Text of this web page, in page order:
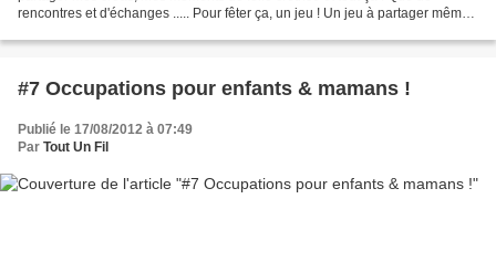
rencontres et d'échanges ..... Pour fêter ça, un jeu ! Un jeu à partager même
#7 Occupations pour enfants & mamans !
Publié le 17/08/2012 à 07:49
Par Tout Un Fil